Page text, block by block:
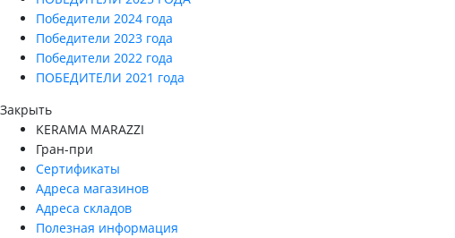
Победители 2024 года
Победители 2023 года
Победители 2022 года
ПОБЕДИТЕЛИ 2021 года
Закрыть
KERAMA MARAZZI
Гран-при
Сертификаты
Адреса магазинов
Адреса складов
Полезная информация